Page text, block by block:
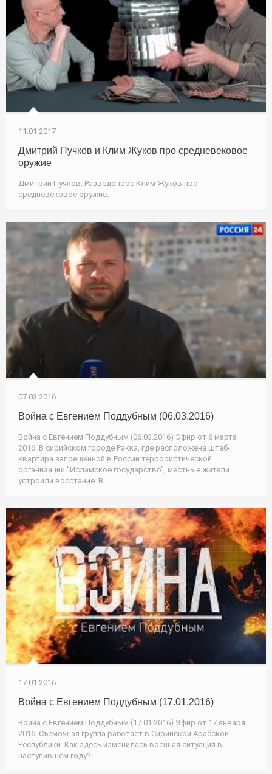
11.01.2017
Дмитрий Пучков и Клим Жуков про средневековое
оружие
Дмитрий Пучков: Разведопрос Клим Жуков про
средневековое оружие.
07.03.2016
Война с Евгением Поддубным (06.03.2016)
Война с Евгением Поддубным (06.03.2016) Эфир от 6 марта
2016. В сирийском городе Ракка, где расположена штаб-
квартира запрещенной в России террористической
организации "Исламское государство", местные жители
устроили восстание. В
17.01.2016
Война с Евгением Поддубным (17.01.2016)
Война с Евгением Поддубным (17.01.2016) Эфир от 17 января
2016. Съемочная группа работает в Сирийской Арабской
Республики. Как здесь изменилась военная ситуация в
наступившем году?